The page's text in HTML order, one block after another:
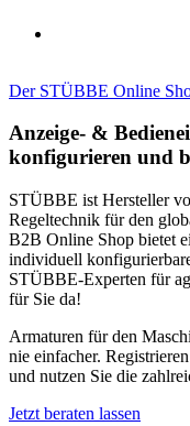
Der STÜBBE Online
Anzeige- &
konfigurieren und
STÜBBE ist Hersteller
Regeltechnik für den
B2B Online Shop bietet
individuell
STÜBBE-Experten für
für Sie da!
Armaturen für den
nie einfacher.
und nutzen Sie die
Jetzt beraten lassen